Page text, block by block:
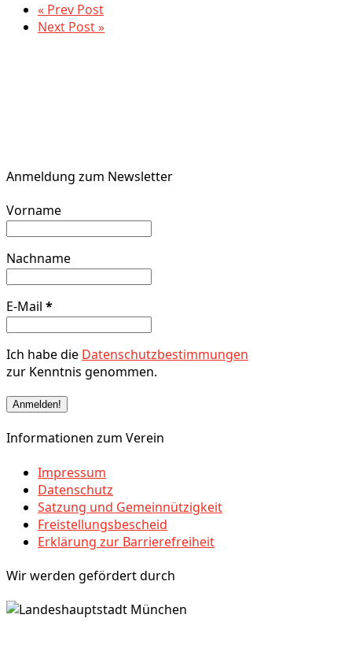
« Prev Post
Next Post »
Anmeldung zum Newsletter
Vorname
Nachname
E-Mail *
Ich habe die Datenschutzbestimmungen
zur Kenntnis genommen.
Informationen zum Verein
Impressum
Datenschutz
Satzung und Gemeinnützigkeit
Freistellungsbescheid
Erklärung zur Barrierefreiheit
Wir werden gefördert durch